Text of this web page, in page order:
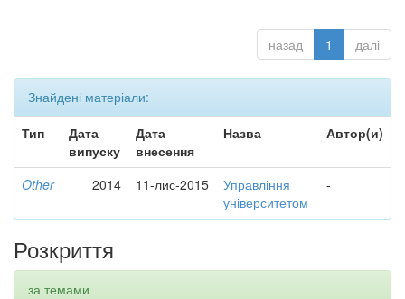
назад 1 далі
Знайдені матеріали:
Тип
Дата
випуску
Дата
внесення
Назва Автор(и)
Other 2014 11-лис-2015
Управління
університетом
-
Розкриття
за темами